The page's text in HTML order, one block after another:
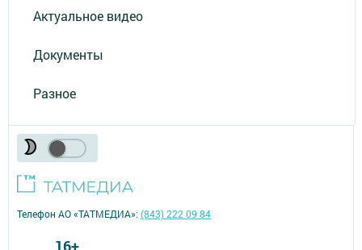
Актуальное видео
Документы
Разное
Телефон АО «ТАТМЕДИА»:(843) 222 09 84